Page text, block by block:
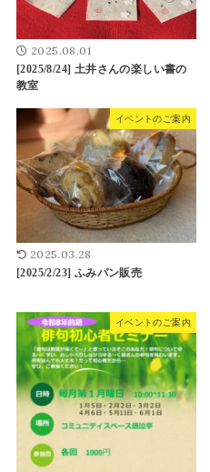
2025.08.01
[2025/8/24] 土井さんの楽しい書の
教室
イベントのご案内
2025.03.28
[2025/2/23] ふみパン販売
イベントのご案内